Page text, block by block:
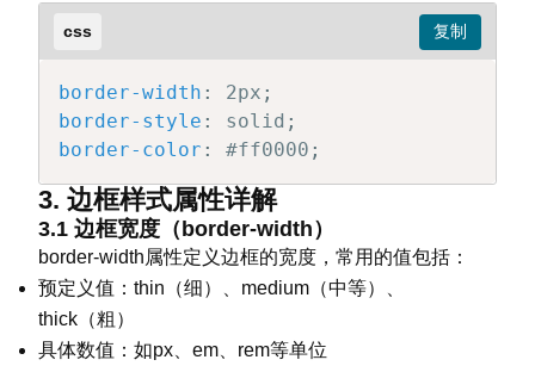
css
border-width : 2px ;
border-style : solid ;
border-color : #ff0000 ;
3. 边框样式属性详解
3.1 边框宽度（border-width）
border-width属性定义边框的宽度，常用的值包括：
预定义值：thin（细）、medium（中等）、
thick（粗）
具体数值：如px、em、rem等单位